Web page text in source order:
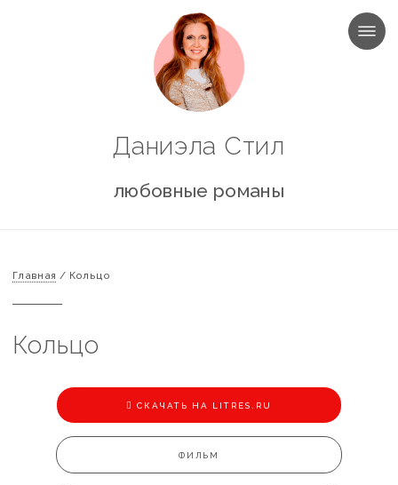
МЕНЮ
Даниэла Стил
любовные романы
Главная / Кольцо
Кольцо
CКАЧАТЬ НА LITRES.RU
ФИЛЬМ